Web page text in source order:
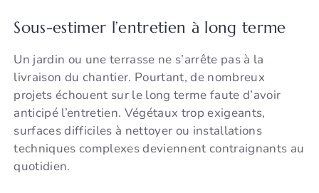
Sous-estimer l’entretien à long terme
Un jardin ou une terrasse ne s’arrête pas à la
livraison du chantier. Pourtant, de nombreux
projets échouent sur le long terme faute d’avoir
anticipé l’entretien. Végétaux trop exigeants,
surfaces difficiles à nettoyer ou installations
techniques complexes deviennent contraignants au
quotidien.